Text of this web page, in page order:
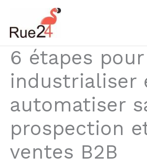
contenu
6 étapes pour
industrialiser
automatiser
prospection
ventes B2B